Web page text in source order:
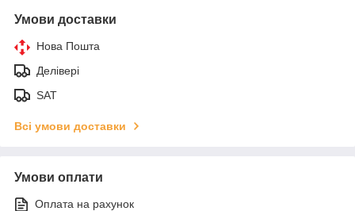
Умови доставки
Нова Пошта
Делівері
SAT
Всі умови доставки
Умови оплати
Оплата на рахунок